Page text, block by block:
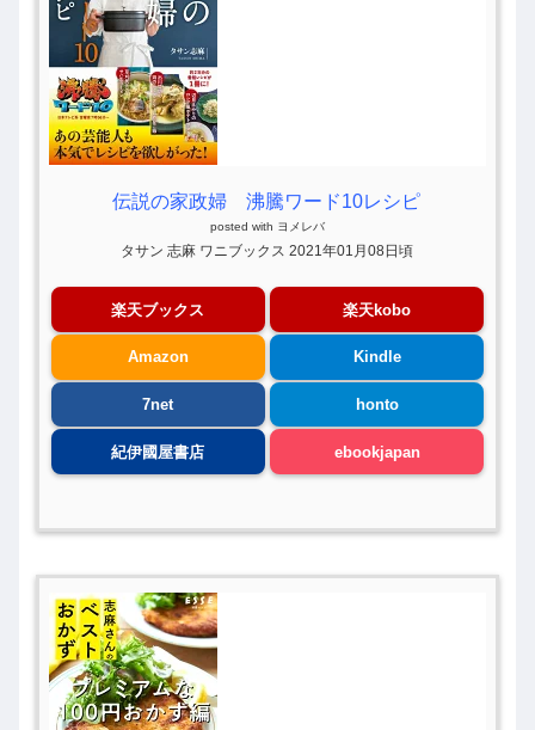
伝説の家政婦 沸騰ワード10レシピ
posted with ヨメレバ
タサン 志麻 ワニブックス 2021年01月08日頃
楽天ブックス 楽天kobo
Amazon Kindle
7net honto
紀伊國屋書店 ebookjapan